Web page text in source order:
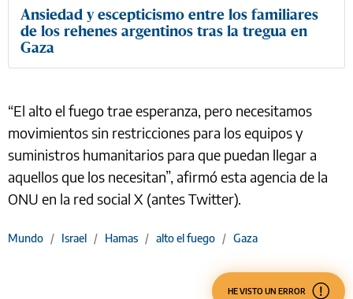
Ansiedad y escepticismo entre los familiares
de los rehenes argentinos tras la tregua en
Gaza
“El alto el fuego trae esperanza, pero necesitamos
movimientos sin restricciones para los equipos y
suministros humanitarios para que puedan llegar a
aquellos que los necesitan”, afirmó esta agencia de la
ONU en la red social X (antes Twitter).
Mundo / Israel / Hamas / alto el fuego / Gaza
HE VISTO UN ERROR